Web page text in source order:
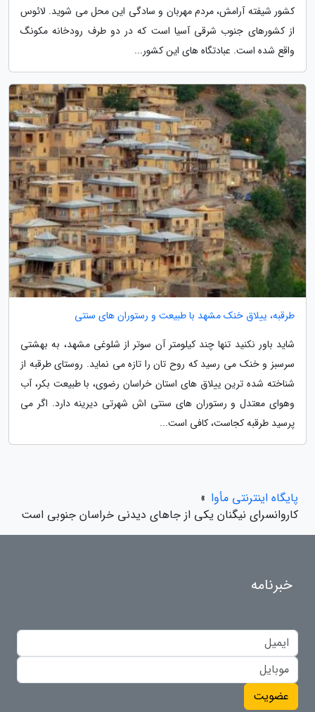
کشور شیفته آرامش، مردم مهربان و سادگی این محل می شوید. لائوس
از کشورهای جنوب شرقی آسیا است که در دو طرف رودخانه مکونگ
واقع شده است. عبادتگاه های این کشور...
طرقبه، ییلاق خنک مشهد با طبیعت و رستوران های سنتی
شاید باور نکنید تنها چند کیلومتر آن سوتر از شلوغی مشهد، به بهشتی
سرسبز و خنک می رسید که روح تان را تازه می نماید. روستای طرقبه از
شناخته شده ترین ییلاق های استان خراسان رضوی، با طبیعت بکر، آب
وهوای معتدل و رستوران های سنتی اش شهرتی دیرینه دارد. اگر می
پرسید طرقبه کجاست، کافی است...
پایگاه اینترنتی مأوا »
کاروانسرای نیگنان یکی از جاهای دیدنی خراسان جنوبی است
خبرنامه
عضویت